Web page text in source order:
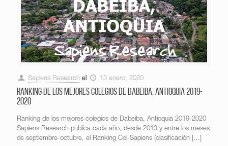
Sapiens Research el 13 enero, 2020
Ranking de los mejores colegios de Dabeiba, Antioquia 2019-
2020
Ranking de los mejores colegios de Dabeiba, Antioquia 2019-2020
Sapiens Research publica cada año, desde 2013 y entre los meses
de septiembre-octubre, el Ranking Col-Sapiens (clasificación […]